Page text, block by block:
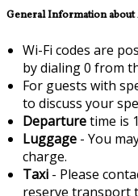
General Information
Wi-Fi codes are
by dialing 0 from
For guests with
to discuss your
Departuretime is
Luggage - You
charge.
Taxi - Please
reserve transport